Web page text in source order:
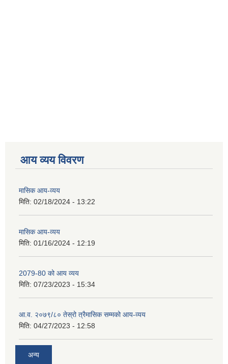
आय व्यय विवरण
मासिक आय-व्यय
मिति: 02/18/2024 - 13:22
मासिक आय-व्यय
मिति: 01/16/2024 - 12:19
2079-80 को आय व्यय
मिति: 07/23/2023 - 15:34
आ.व. २०७९/८० तेस्रो त्रैमासिक सम्मको आय-व्यय
मिति: 04/27/2023 - 12:58
अन्य